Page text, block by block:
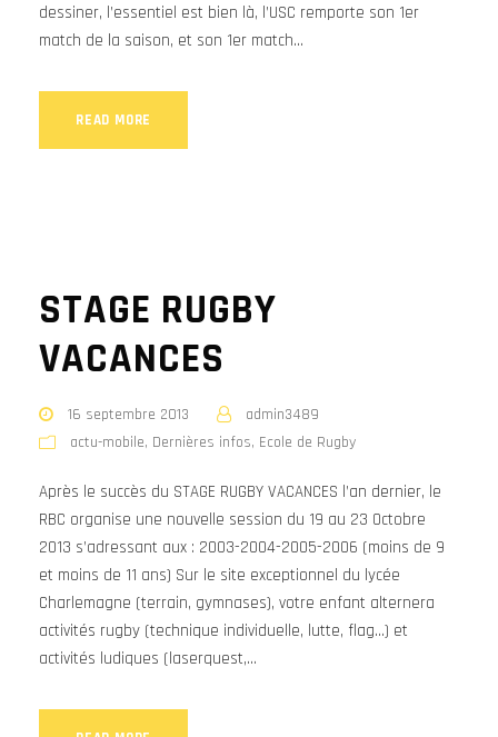
dessiner, l’essentiel est bien là, l’USC remporte son 1er
match de la saison, et son 1er match...
READ MORE
STAGE RUGBY
VACANCES
16 septembre 2013
admin3489
actu-mobile, Dernières infos, Ecole de Rugby
Après le succès du STAGE RUGBY VACANCES l’an dernier, le
RBC organise une nouvelle session du 19 au 23 Octobre
2013 s’adressant aux : 2003-2004-2005-2006 (moins de 9
et moins de 11 ans) Sur le site exceptionnel du lycée
Charlemagne (terrain, gymnases), votre enfant alternera
activités rugby (technique individuelle, lutte, flag…) et
activités ludiques (laserquest,...